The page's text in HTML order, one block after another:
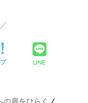
LINE